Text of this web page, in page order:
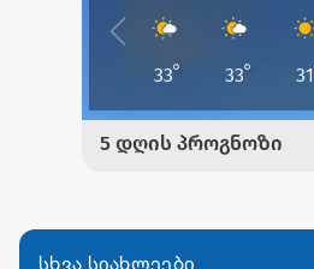
სხვა სიახლეები